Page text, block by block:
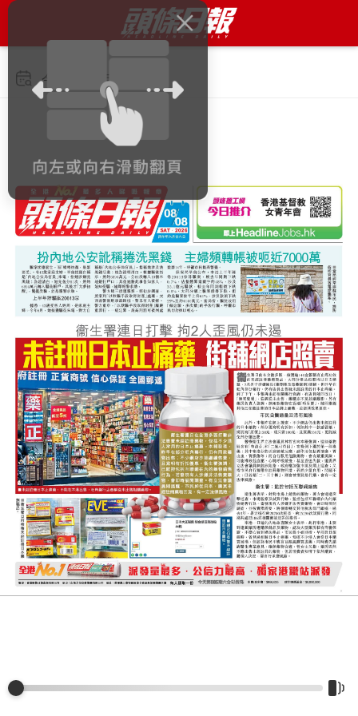
今日 2026年8月8日